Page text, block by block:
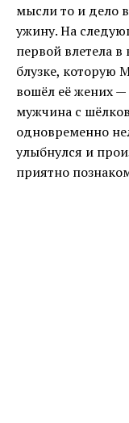
мысли то и дело
ужину. На
первой влетела
блузке, которую
вошёл её жених
мужчина с
одновременно
улыбнулся и
приятно